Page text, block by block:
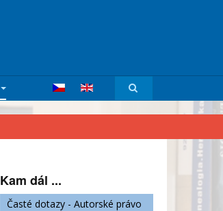
Kam dál ...
Časté dotazy - Autorské právo